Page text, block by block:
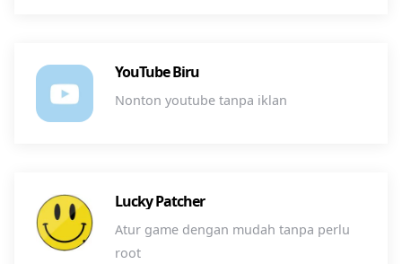
YouTube Biru
Nonton youtube tanpa iklan
Lucky Patcher
Atur game dengan mudah tanpa perlu
root